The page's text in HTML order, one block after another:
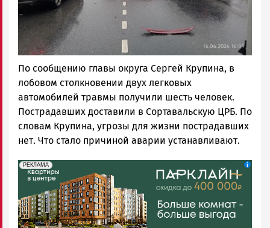
По сообщению главы округа Сергей Крупина, в
лобовом столкновении двух легковых
автомобилей травмы получили шесть человек.
Пострадавших доставили в Сортавальскую ЦРБ. По
словам Крупина, угрозы для жизни пострадавших
нет. Что стало причиной аварии устанавливают.
erid: 2SDnjdeSPnB
РЕКЛАМА
Реклама